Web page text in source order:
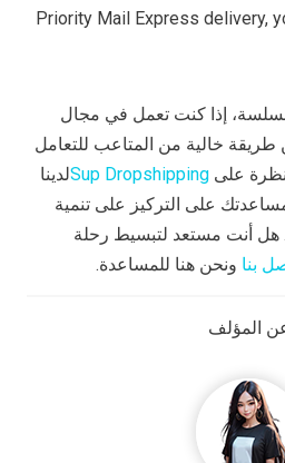
Priority Mail Express delivery,
إذا كنت تعمل في مجال
خالية من المتاعب للتعامل
على Sup Dropshippingلدينا
على التركيز على تنمية
هل أنت مستعد لتبسيط رحلة
بنا ونحن هنا للمساعدة.
المؤلف